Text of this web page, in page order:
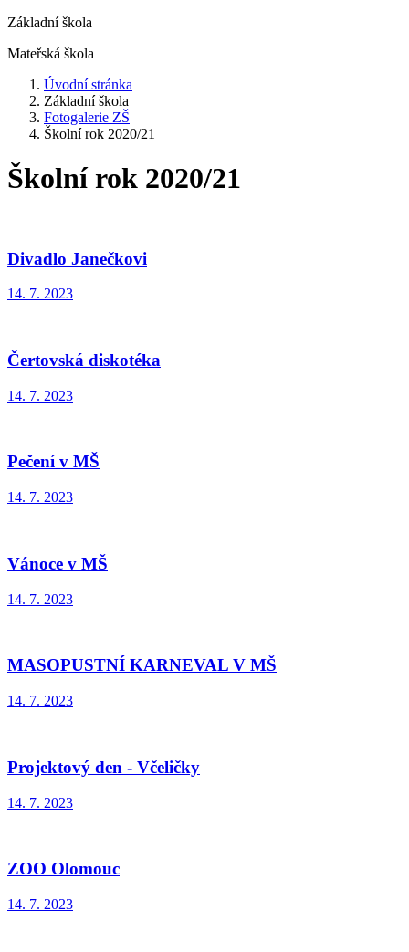
Základní škola
Mateřská škola
Úvodní stránka
Základní škola
Fotogalerie ZŠ
Školní rok 2020/21
Školní rok 2020/21
Divadlo Janečkovi
14. 7. 2023
Čertovská diskotéka
14. 7. 2023
Pečení v MŠ
14. 7. 2023
Vánoce v MŠ
14. 7. 2023
MASOPUSTNÍ KARNEVAL V MŠ
14. 7. 2023
Projektový den - Včeličky
14. 7. 2023
ZOO Olomouc
14. 7. 2023